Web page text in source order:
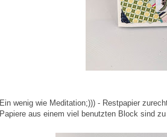
Ein wenig wie Meditation;))) - Restpapier
Papiere aus einem viel benutzten Block sind